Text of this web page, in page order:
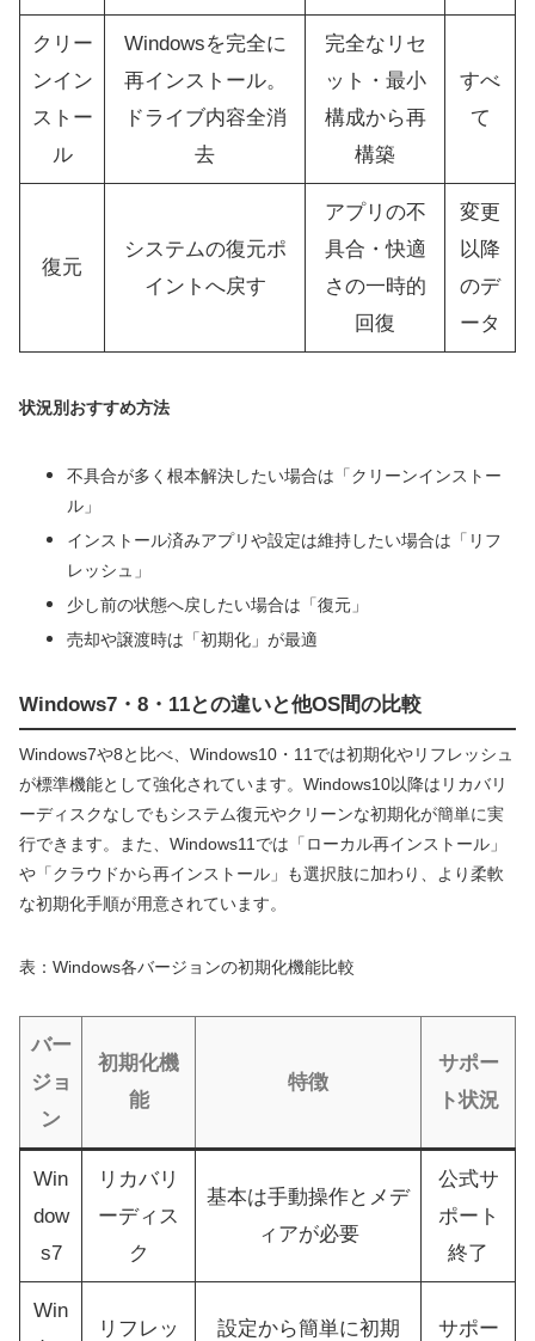
クリー
ンイン
ストー
ル
Windowsを完全に
再インストール。
ドライブ内容全消
去
完全なリセ
ット・最小
構成から再
構築
すべ
て
復元
システムの復元ポ
イントへ戻す
アプリの不
具合・快適
さの一時的
回復
変更
以降
のデ
ータ
状況別おすすめ方法
不具合が多く根本解決したい場合は「クリーンインストー
ル」
インストール済みアプリや設定は維持したい場合は「リフ
レッシュ」
少し前の状態へ戻したい場合は「復元」
売却や譲渡時は「初期化」が最適
Windows7・8・11との違いと他OS間の比較
Windows7や8と比べ、Windows10・11では初期化やリフレッシュ
が標準機能として強化されています。Windows10以降はリカバリ
ーディスクなしでもシステム復元やクリーンな初期化が簡単に実
行できます。また、Windows11では「ローカル再インストール」
や「クラウドから再インストール」も選択肢に加わり、より柔軟
な初期化手順が用意されています。
表：Windows各バージョンの初期化機能比較
バー
ジョ
ン
初期化機
能
特徴
サポー
ト状況
Win
dow
s7
リカバリ
ーディス
ク
基本は手動操作とメデ
ィアが必要
公式サ
ポート
終了
Win
リフレッ 設定から簡単に初期 サポー